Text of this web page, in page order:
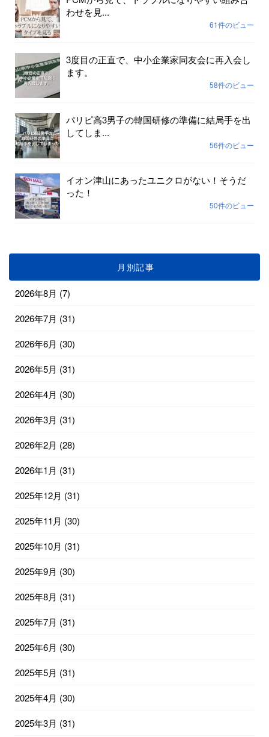
わせを見...
61件のビュー
3度目の正直で、中小企業家同友会に再入会し
ます。
58件のビュー
パリピ高3男子の韓国研修の準備に結局手を出
してしま...
56件のビュー
イオン津山にあったユニクロがない！そうだ
った！
50件のビュー
月別記事
2026年8月 (7)
2026年7月 (31)
2026年6月 (30)
2026年5月 (31)
2026年4月 (30)
2026年3月 (31)
2026年2月 (28)
2026年1月 (31)
2025年12月 (31)
2025年11月 (30)
2025年10月 (31)
2025年9月 (30)
2025年8月 (31)
2025年7月 (31)
2025年6月 (30)
2025年5月 (31)
2025年4月 (30)
2025年3月 (31)